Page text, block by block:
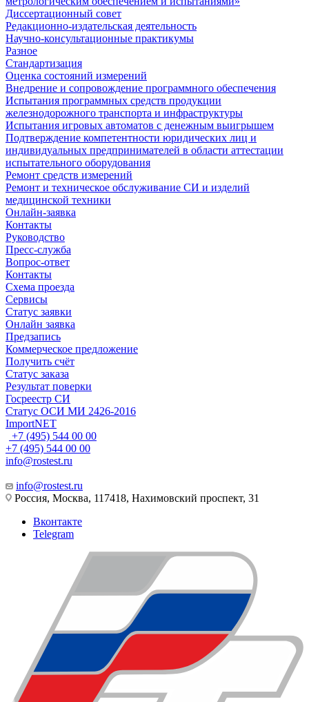
Диссертационный совет
Редакционно-издательская деятельность
Научно-консультационные практикумы
Разное
Стандартизация
Оценка состояний измерений
Внедрение и сопровождение программного обеспечения
Испытания программных средств продукции
железнодорожного транспорта и инфраструктуры
Испытания игровых автоматов с денежным выигрышем
Подтверждение компетентности юридических лиц и
индивидуальных предпринимателей в области аттестации
испытательного оборудования
Ремонт средств измерений
Ремонт и техническое обслуживание СИ и изделий
медицинской техники
Онлайн-заявка
Контакты
Руководство
Пресс-служба
Вопрос-ответ
Контакты
Схема проезда
Сервисы
Статус заявки
Онлайн заявка
Предзапись
Коммерческое предложение
Получить счёт
Статус заказа
Результат поверки
Госреестр СИ
Статус ОСИ МИ 2426-2016
ImportNET
+7 (495) 544 00 00
+7 (495) 544 00 00
info@rostest.ru
info@rostest.ru
Россия, Москва, 117418, Нахимовский проспект, 31
Вконтакте
Telegram